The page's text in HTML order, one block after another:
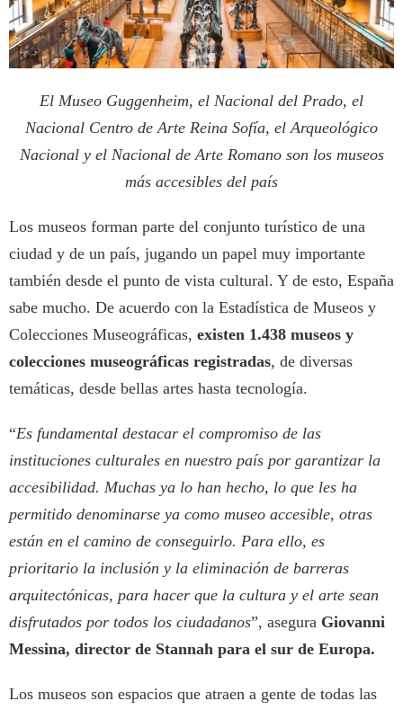
El Museo Guggenheim, el Nacional del Prado, el
Nacional Centro de Arte Reina Sofía, el Arqueológico
Nacional y el Nacional de Arte Romano son los museos
más accesibles del país
Los museos forman parte del conjunto turístico de una
ciudad y de un país, jugando un papel muy importante
también desde el punto de vista cultural. Y de esto, España
sabe mucho. De acuerdo con la Estadística de Museos y
Colecciones Museográficas, existen 1.438 museos y
colecciones museográficas registradas, de diversas
temáticas, desde bellas artes hasta tecnología.
“Es fundamental destacar el compromiso de las
instituciones culturales en nuestro país por garantizar la
accesibilidad. Muchas ya lo han hecho, lo que les ha
permitido denominarse ya como museo accesible, otras
están en el camino de conseguirlo. Para ello, es
prioritario la inclusión y la eliminación de barreras
arquitectónicas, para hacer que la cultura y el arte sean
disfrutados por todos los ciudadanos”, asegura Giovanni
Messina, director de Stannah para el sur de Europa.
Los museos son espacios que atraen a gente de todas las